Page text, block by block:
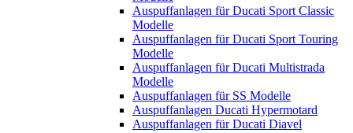
Auspuffanlagen für Ducati Sport Classic
Modelle
Auspuffanlagen für Ducati Sport Touring
Modelle
Auspuffanlagen für Ducati Multistrada
Modelle
Auspuffanlagen für SS Modelle
Auspuffanlagen Ducati Hypermotard
Auspuffanlagen für Ducati Diavel